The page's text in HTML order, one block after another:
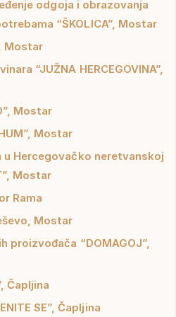
odgoja i obrazovanja
“ŠKOLICA”, Mostar
Mostar
“JUŽNA HERCEGOVINA”,
Mostar
Mostar
Hercegovačko neretvanskoj
Mostar
Rama
Mostar
proizvođača “DOMAGOJ”,
Čapljina
SE”, Čapljina